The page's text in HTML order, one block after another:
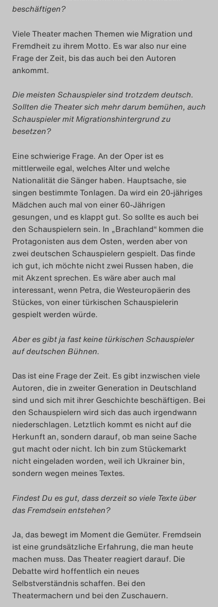
beschäftigen?
Viele Theater machen Themen wie Migration und
Fremdheit zu ihrem Motto. Es war also nur eine
Frage der Zeit, bis das auch bei den Autoren
ankommt.
Die meisten Schauspieler sind trotzdem deutsch.
Sollten die Theater sich mehr darum bemühen, auch
Schauspieler mit Migrationshintergrund zu
besetzen?
Eine schwierige Frage. An der Oper ist es
mittlerweile egal, welches Alter und welche
Nationalität die Sänger haben. Hauptsache, sie
singen bestimmte Tonlagen. Da wird ein 20-jähriges
Mädchen auch mal von einer 60-Jährigen
gesungen, und es klappt gut. So sollte es auch bei
den Schauspielern sein. In „Brachland“ kommen die
Protagonisten aus dem Osten, werden aber von
zwei deutschen Schauspielern gespielt. Das finde
ich gut, ich möchte nicht zwei Russen haben, die
mit Akzent sprechen. Es wäre aber auch mal
interessant, wenn Petra, die Westeuropäerin des
Stückes, von einer türkischen Schauspielerin
gespielt werden würde.
Aber es gibt ja fast keine türkischen Schauspieler
auf deutschen Bühnen.
Das ist eine Frage der Zeit. Es gibt inzwischen viele
Autoren, die in zweiter Generation in Deutschland
sind und sich mit ihrer Geschichte beschäftigen. Bei
den Schauspielern wird sich das auch irgendwann
niederschlagen. Letztlich kommt es nicht auf die
Herkunft an, sondern darauf, ob man seine Sache
gut macht oder nicht. Ich bin zum Stückemarkt
nicht eingeladen worden, weil ich Ukrainer bin,
sondern wegen meines Textes.
Findest Du es gut, dass derzeit so viele Texte über
das Fremdsein entstehen?
Ja, das bewegt im Moment die Gemüter. Fremdsein
ist eine grundsätzliche Erfahrung, die man heute
machen muss. Das Theater reagiert darauf. Die
Debatte wird hoffentlich ein neues
Selbstverständnis schaffen. Bei den
Theatermachern und bei den Zuschauern.